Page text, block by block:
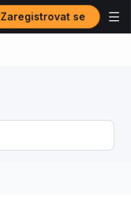
Zaregistrovat se